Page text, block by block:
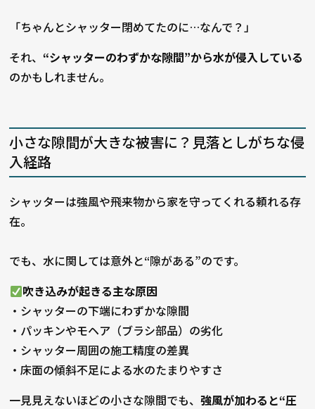
「ちゃんとシャッター閉めてたのに…なんで？」
それ、“シャッターのわずかな隙間”から水が侵入している
のかもしれません。
小さな隙間が大きな被害に？見落としがちな侵
入経路
シャッターは強風や飛来物から家を守ってくれる頼れる存
在。
でも、水に関しては意外と“隙がある”のです。
吹き込みが起きる主な原因
・ シャッターの下端にわずかな隙間
・ パッキンやモヘア（ブラシ部品）の劣化
・ シャッター周囲の施工精度の差異
・床面の傾斜不足による水のたまりやすさ
一見見えないほどの小さな隙間でも、強風が加わると“圧